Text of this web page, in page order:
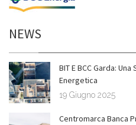
NEWS
BIT E BCC Garda:
Energetica
19 Giugno 2025
Centromarca Banca